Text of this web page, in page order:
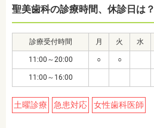
聖美歯科の診療時間、休診日は？
診療受付時間 月 火 水
11:00～20:00 ○ ○
11:00～16:00
土曜診療 急患対応 女性歯科医師